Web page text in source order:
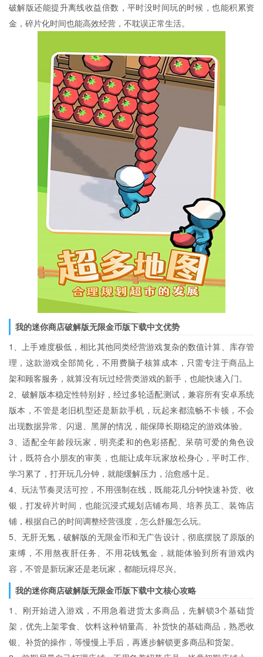
破解版还能提升离线收益倍数，平时没时间玩的时候，也能积累资
金，碎片化时间也能高效经营，不耽误正常生活。
我的迷你商店破解版无限金币版下载中文优势
1、上手难度极低，相比其他同类经营游戏复杂的数值计算、库存管
理，这款游戏全部简化，不用费脑子核算成本，只需专注于商品上
架和顾客服务，就算没有玩过经营类游戏的新手，也能快速入门。
2、破解版本稳定性特别好，经过多轮适配测试，兼容所有安卓系统
版本，不管是老旧机型还是新款手机，玩起来都流畅不卡顿，不会
出现数据异常、闪退、黑屏的情况，能保障长期稳定的游戏体验。
3、适配全年龄段玩家，明亮柔和的色彩搭配、呆萌可爱的角色设
计，既符合小朋友的审美，也能让成年玩家放松身心，平时工作、
学习累了，打开玩几分钟，就能缓解压力，治愈感十足。
4、玩法节奏灵活可控，不用强制在线，既能花几分钟快速补货、收
银，打发碎片时间，也能沉浸式规划店铺布局、培养员工、装饰店
铺，根据自己的时间调整经营强度，怎么舒服怎么玩。
5、无肝无氪，破解版的无限金币和无广告设计，彻底摆脱了原版的
束缚，不用熬夜肝任务、不用花钱氪金，就能体验到所有游戏内
容，不管是新玩家还是老玩家，都能玩得尽兴。
我的迷你商店破解版无限金币版下载中文核心攻略
1、刚开始进入游戏，不用急着进货太多商品，先解锁3个基础货
架，优先上架零食、饮料这种销量高、补货快的基础商品，熟悉收
银、补货的操作，等慢慢上手后，再逐步解锁更多商品和货架。